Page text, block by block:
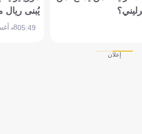
يُبنى ريال
05:498 أغسطس 2026
إعلان